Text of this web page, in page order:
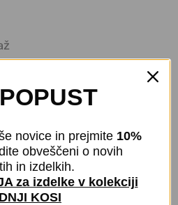
ter sproščen občutek
novice in prejmite 10%
obveščeni o novih
in izdelkih.
za izdelke v kolekciji
KOSI